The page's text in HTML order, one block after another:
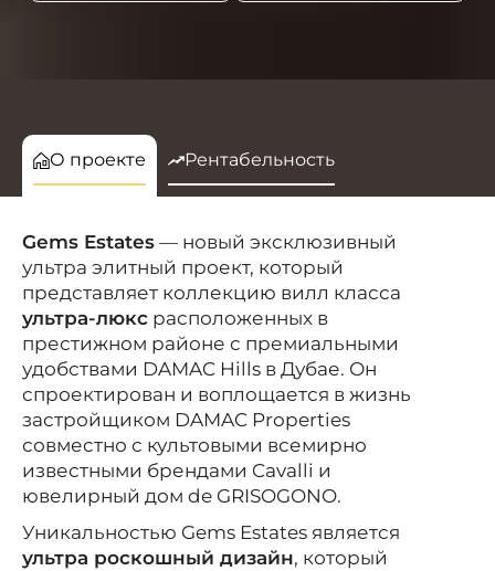
О проекте Рентабельность
Gems Estates — новый эксклюзивный
ультра элитный проект, который
представляет коллекцию вилл класса
ультра-люкс расположенных в
престижном районе с премиальными
удобствами DAMAC Hills в Дубае. Он
спроектирован и воплощается в жизнь
застройщиком DAMAC Properties
совместно с культовыми всемирно
известными брендами Cavalli и
ювелирный дом de GRISOGONO.
Уникальностью Gems Estates является
ультра роскошный дизайн, который